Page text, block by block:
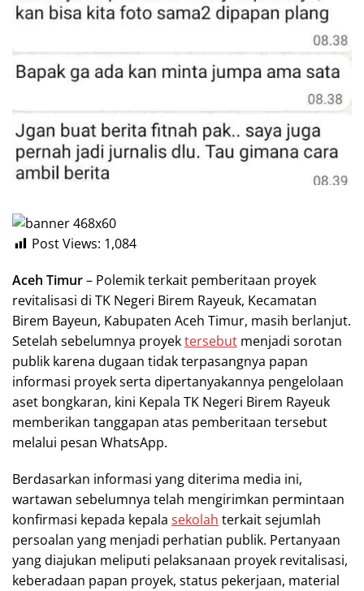
Post Views: 1,084
Aceh Timur– Polemik terkait pemberitaan proyek
revitalisasi di TK Negeri Birem Rayeuk, Kecamatan
Birem Bayeun, Kabupaten Aceh Timur, masih berlanjut.
Setelah sebelumnya proyektersebut menjadi sorotan
publik karena dugaan tidak terpasangnya papan
informasi proyek serta dipertanyakannya pengelolaan
aset bongkaran, kini Kepala TK Negeri Birem Rayeuk
memberikan tanggapan atas pemberitaan tersebut
melalui pesan WhatsApp.
Berdasarkan informasi yang diterima media ini,
wartawan sebelumnya telah mengirimkan permintaan
konfirmasi kepada kepala sekolah terkait sejumlah
persoalan yang menjadi perhatian publik. Pertanyaan
yang diajukan meliputi pelaksanaan proyek revitalisasi,
keberadaan papan proyek, status pekerjaan, material